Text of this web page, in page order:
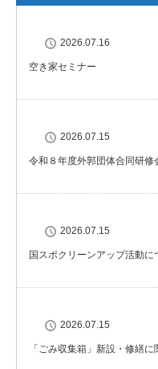
2026.07.16
空き家セミナー
2026.07.15
令和８年度外郭団体合同研修
2026.07.15
国スポクリーンアップ活動に
2026.07.15
「ごみ収集箱」新設・修繕